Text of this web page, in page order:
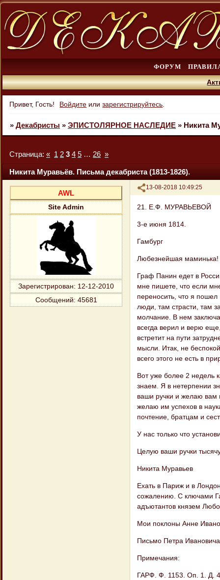
ФОРУМ
Привет, Гость! Войдите илизарегистрируйтесь
» Декабристы » ЭПИСТОЛЯРНОЕ НАСЛЕДИЕ » Никита
Никита Муравьёв. Письма декабриста (1813-1826).
Страница: « 1 2 3 4 5 … 26 »
Поделиться
13-08-2018 10:49:25
AWL
Site Admin
Зарегистрирован: 12-12-2010
Сообщений: 45681
21. Е.Ф. МУРАВЬЕВОЙ
3-е июня 1814.
Гамбург
Любезнейшая маминька!
Граф Панин едет в
мне пишете, что если
переносить, что я
люди, там страсти, там
молчание. В нем
всегда верил и верю
встретит на пути
мысли. Итак, не
всего этого не есть в
Вот уже более 2 недель
знаем. Я в нетерпении
ваши ручки и желаю вам
желаю им успехов в
почтение, братцам и
У нас только что
Целую ваши ручки
Никита Муравьев
Ехать в Париж и в
сожалению. С ключами
адъютантов князем
Мои поклоны Анне
Письмо Петра
Примечания:
ГАРФ. Ф. 1153. Оп. 1. Д.